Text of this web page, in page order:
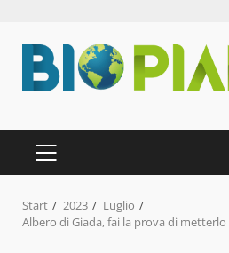
Inhalt
springen
PRIMÄRES
MENÜ
Start 2023
Luglio
Albero di Giada, fai la prova di